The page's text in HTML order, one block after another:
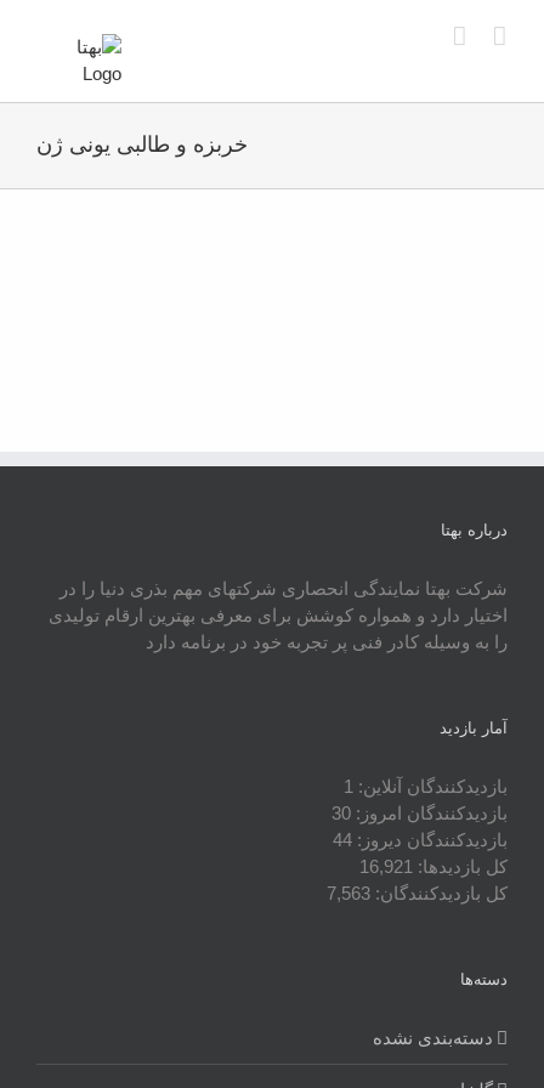
خربزه و طالبی یونی ژن
درباره بهتا
شرکت بهتا نمایندگی انحصاری شرکتهای مهم بذری دنیا را در
اختیار دارد و همواره کوشش برای معرفی بهترین ارقام تولیدی
را به وسیله کادر فنی پر تجربه خود در برنامه دارد
آمار بازدید
بازدیدکنندگان آنلاین: 1
بازدیدکنندگان امروز: 30
بازدیدکنندگان دیروز: 44
کل بازدیدها: 16,921
کل بازدیدکنند‌گان: 7,563
دسته‌ها
دسته‌بندی نشده